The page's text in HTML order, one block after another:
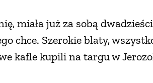
miała już za sobą
chce. Szerokie blaty,
kafle kupili na targu w